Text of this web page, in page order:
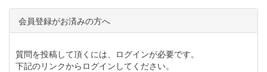
会員登録がお済みの方へ
質問を投稿して頂くには、ログインが必要です。
下記のリンクからログインしてください。